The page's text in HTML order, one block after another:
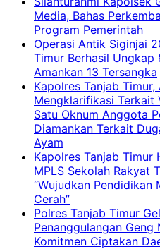
Media, Bahas
Program Pemerintah
Operasi Antik Siginjai
Timur Berhasil
Amankan 13 Tersangka
Kapolres Tanjab Timur,
Mengklarifikasi Terkait
Satu Oknum Anggota
Diamankan Terkait
Ayam
Kapolres Tanjab Timur
MPLS Sekolah Rakyat
“Wujudkan Pendidikan
Cerah”
Polres Tanjab Timur
Penanggulangan
Komitmen Ciptakan